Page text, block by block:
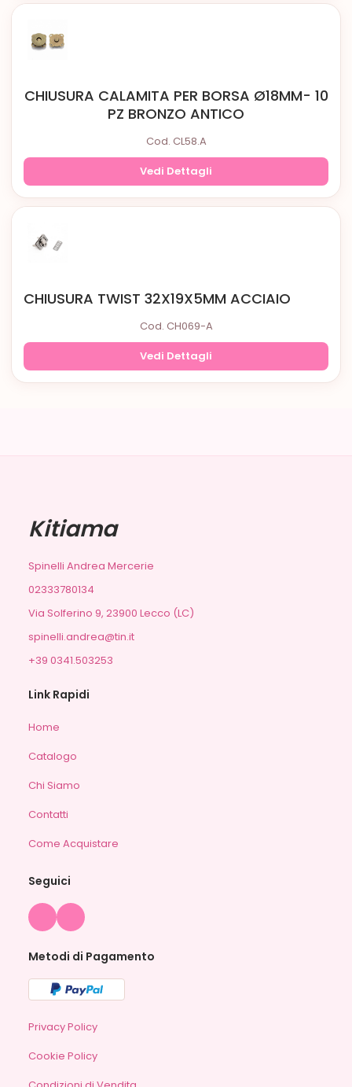
CHIUSURA CALAMITA PER BORSA Ø18MM- 10
PZ BRONZO ANTICO
Cod. CL58.A
Vedi Dettagli
CHIUSURA TWIST 32X19X5MM ACCIAIO
Cod. CH069-A
Vedi Dettagli
Kitiama
Spinelli Andrea Mercerie
02333780134
Via Solferino 9, 23900 Lecco (LC)
spinelli.andrea@tin.it
+39 0341.503253
Link Rapidi
Home
Catalogo
Chi Siamo
Contatti
Come Acquistare
Seguici
Metodi di Pagamento
Privacy Policy
Cookie Policy